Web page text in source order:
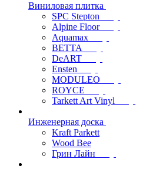
Виниловая плитка
SPC Stepton
Alpine Floor
Aquamax
BETTA
DeART
Ensten
MODULEO
ROYCE
Tarkett Art Vinyl
Инженерная доска
Kraft Parkett
Wood Bee
Грин Лайн